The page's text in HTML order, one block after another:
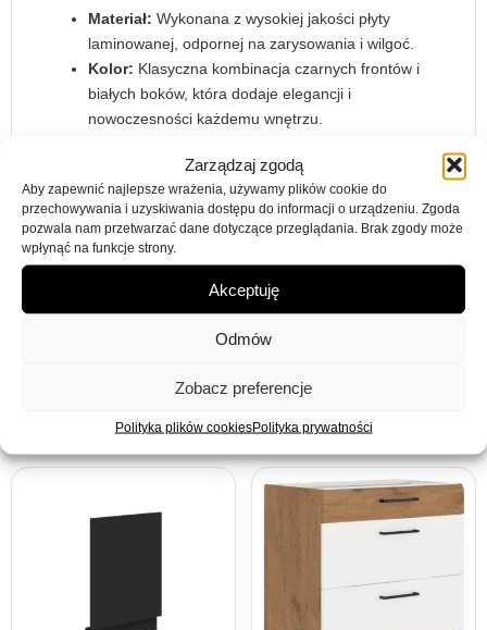
Zarządzaj zgodą
Aby zapewnić najlepsze wrażenia, używamy plików cookie do
przechowywania i uzyskiwania dostępu do informacji o urządzeniu. Zgoda
pozwala nam przetwarzać dane dotyczące przeglądania. Brak zgody może
wpłynąć na funkcje strony.
Akceptuję
Odmów
Zobacz preferencje
Polityka plików cookiesPolityka prywatności
Materiał: Wykonana z wysokiej jakości płyty
laminowanej, odpornej na zarysowania i wilgoć.
Kolor: Klasyczna kombinacja czarnych frontów i
białych boków, która dodaje elegancji i
nowoczesności każdemu wnętrzu.
z ergonomicznym uchwytem, co ułatwia dostęp do
piekarnika.
Zawiasy:Solidne zawiasy gwarantują płynne
otwieranie i zamykanie drzwiczek.
Montaż:Łatwy montaż dzięki dołączonej
szczegółowej instrukcji oraz kompletnemu
zestawowi akcesoriów montażowych.
Może spodoba się również…